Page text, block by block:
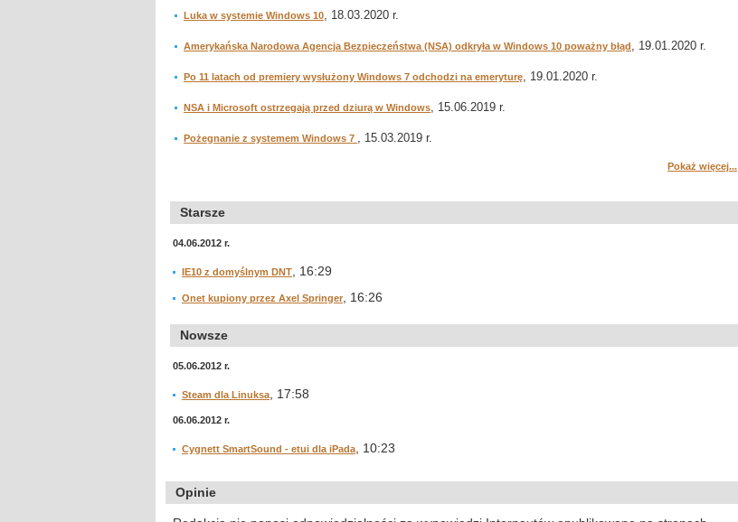
Luka w systemie Windows 10, 18.03.2020 r.
Amerykańska Narodowa Agencja Bezpieczeństwa (NSA) odkryła w Windows 10 poważny błąd, 19.01.2020 r.
Po 11 latach od premiery wysłużony Windows 7 odchodzi na emeryturę, 19.01.2020 r.
NSA i Microsoft ostrzegają przed dziurą w Windows, 15.06.2019 r.
Pożegnanie z systemem Windows 7 , 15.03.2019 r.
Pokaż więcej...
Starsze
04.06.2012 r.
IE10 z domyślnym DNT , 16:29
Onet kupiony przez Axel Springer , 16:26
Nowsze
05.06.2012 r.
Steam dla Linuksa , 17:58
06.06.2012 r.
Cygnett SmartSound - etui dla iPada , 10:23
Opinie